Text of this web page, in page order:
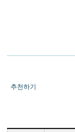
추천하기